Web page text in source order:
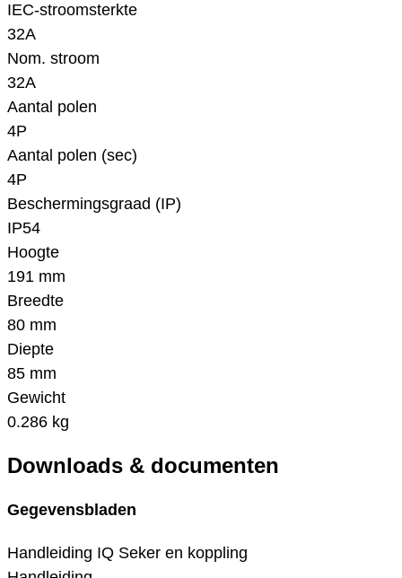
IEC-stroomsterkte
32A
Nom. stroom
32A
Aantal polen
4P
Aantal polen (sec)
4P
Beschermingsgraad (IP)
IP54
Hoogte
191 mm
Breedte
80 mm
Diepte
85 mm
Gewicht
0.286 kg
Downloads & documenten
Gegevensbladen
Handleiding IQ Seker en koppling